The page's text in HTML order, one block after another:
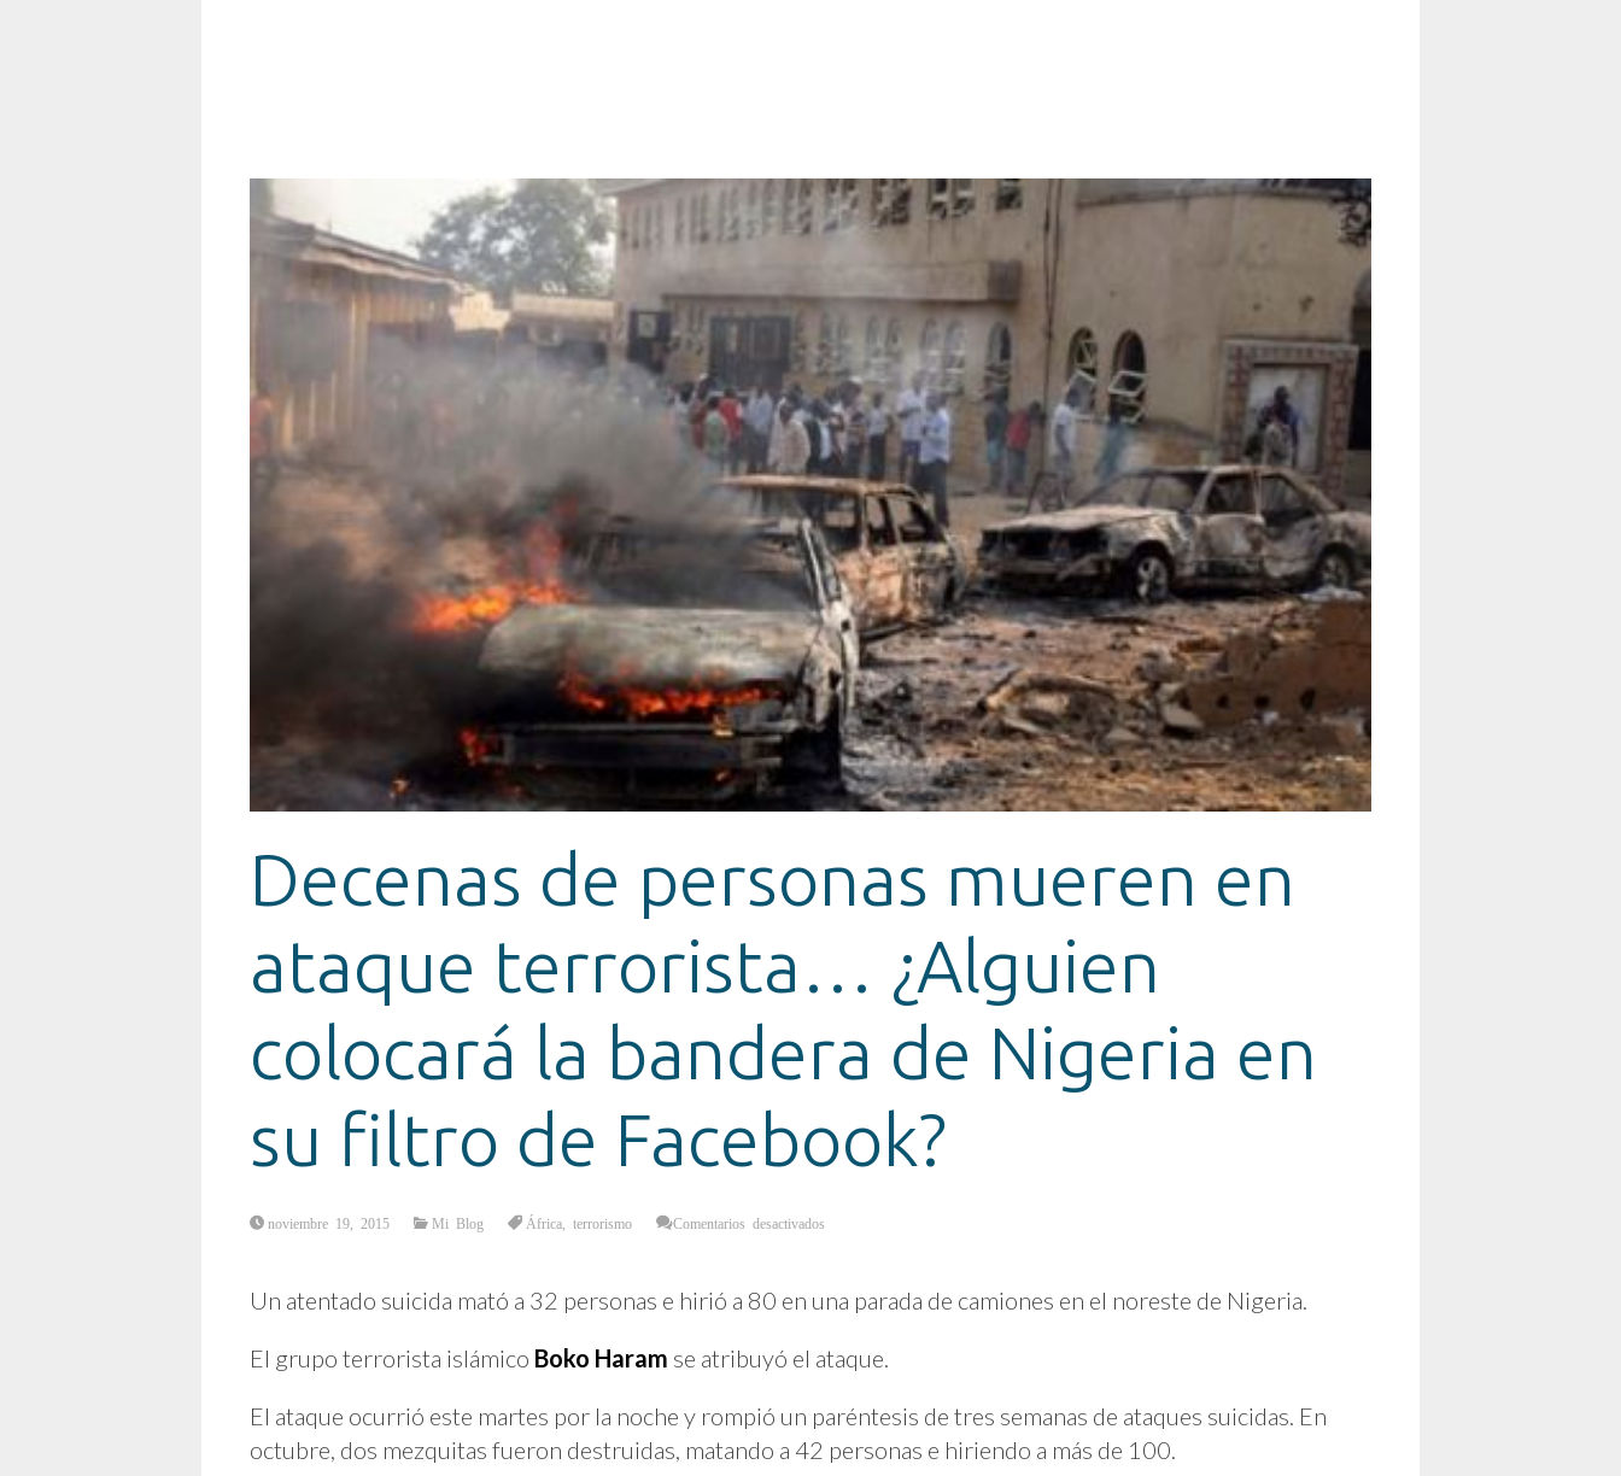
Decenas de personas mueren en
ataque terrorista… ¿Alguien
colocará la bandera de Nigeria en
su filtro de Facebook?
noviembre 19, 2015 Mi Blog África terrorismo Comentarios desactivados
ataque
terrorista…
la
bandera
en
su
filtro
de
Un atentado suicida mató a 32 personas e hirió a 80 en una parada de camiones en el noreste de Nigeria.
El grupo terrorista islámico Boko Haram se atribuyó el ataque.
El ataque ocurrió este martes por la noche y rompió un paréntesis de tres semanas de ataques suicidas. En
octubre, dos mezquitas fueron destruidas, matando a 42 personas e hiriendo a más de 100.